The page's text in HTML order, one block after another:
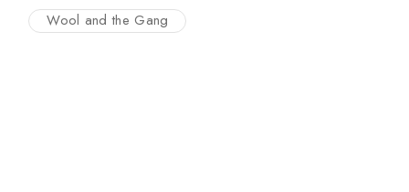
Wool and the Gang